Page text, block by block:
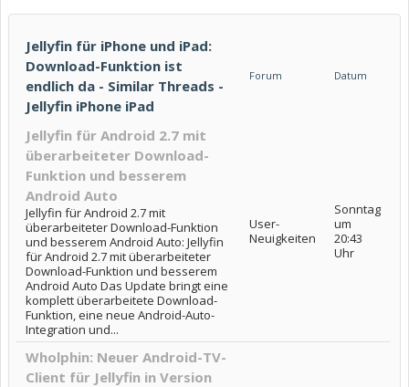
Jellyfin für iPhone und iPad:
Download-Funktion ist
endlich da - Similar Threads -
Jellyfin iPhone iPad
Forum Datum
Jellyfin für Android 2.7 mit
überarbeiteter Download-
Funktion und besserem
Android Auto
Jellyfin für Android 2.7 mit
überarbeiteter Download-Funktion
und besserem Android Auto: Jellyfin
für Android 2.7 mit überarbeiteter
Download-Funktion und besserem
Android Auto Das Update bringt eine
komplett überarbeitete Download-
Funktion, eine neue Android-Auto-
Integration und...
User-
Neuigkeiten
Sonntag
um
20:43
Uhr
Wholphin: Neuer Android-TV-
Client für Jellyfin in Version